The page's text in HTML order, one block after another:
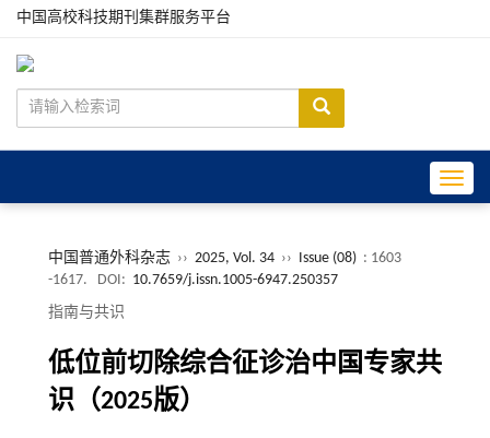
中国高校科技期刊集群服务平台
中国普通外科杂志 ›› 2025, Vol. 34 ›› Issue (08) : 1603
-1617.
DOI: 10.7659/j.issn.1005-6947.250357
指南与共识
低位前切除综合征诊治中国专家共
识（2025版）